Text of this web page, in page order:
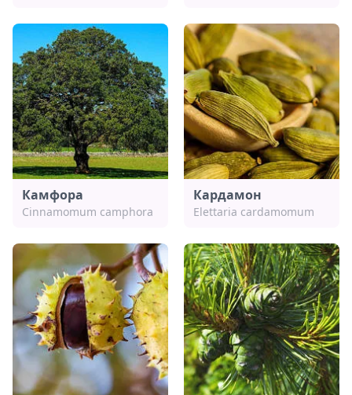
Камфора
Cinnamomum camphora
Кардамон
Elettaria cardamomum